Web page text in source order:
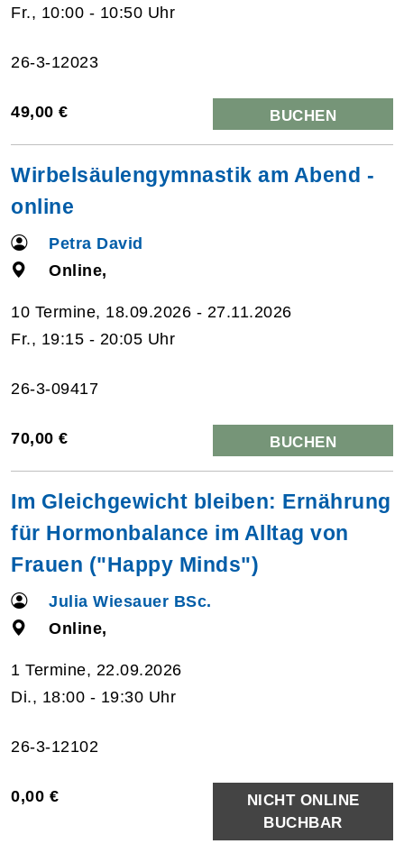
Fr., 10:00 - 10:50 Uhr
26-3-12023
49,00 € BUCHEN
Wirbelsäulengymnastik am Abend -
online
Petra David
Online,
10 Termine, 18.09.2026 - 27.11.2026
Fr., 19:15 - 20:05 Uhr
26-3-09417
70,00 € BUCHEN
Im Gleichgewicht bleiben: Ernährung
für Hormonbalance im Alltag von
Frauen ("Happy Minds")
Julia Wiesauer BSc.
Online,
1 Termine, 22.09.2026
Di., 18:00 - 19:30 Uhr
26-3-12102
0,00 €
NICHT ONLINE
BUCHBAR